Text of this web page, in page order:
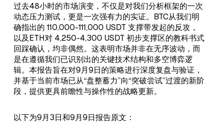
过去48小时的市场演变，不仅是对我们分析框架的一次
动态压力测试，更是一次强有力的实证。BTC从我们明
确指出的 110,000-111,000 USDT 支撑带发起的反攻，
以及ETH对 4,250-4,300 USDT 初步支撑区的教科书式
回踩确认，均非偶然。这表明市场并非在无序波动，而
是在遵循我们已识别出的关键技术结构和多空博弈逻
辑。本报告旨在对9月9日的策略进行深度复盘与验证，
并基于当前市场已从“盘整蓄力”向“突破尝试”过渡的新阶
段，提供更具前瞻性与操作性的战略更新。
以下为9月3日和9月9日报告原文：